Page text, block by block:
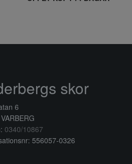
skor
6
0340/10867
556057-0326